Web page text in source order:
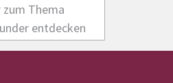
zum Thema
entdecken